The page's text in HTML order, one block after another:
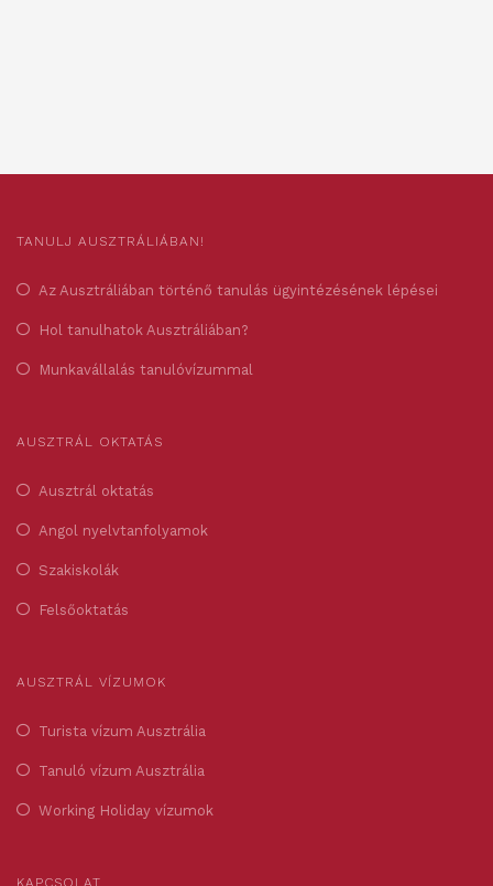
TANULJ AUSZTRÁLIÁBAN!
Az Ausztráliában történő tanulás ügyintézésének lépései
Hol tanulhatok Ausztráliában?
Munkavállalás tanulóvízummal
AUSZTRÁL OKTATÁS
Ausztrál oktatás
Angol nyelvtanfolyamok
Szakiskolák
Felsőoktatás
AUSZTRÁL VÍZUMOK
Turista vízum Ausztrália
Tanuló vízum Ausztrália
Working Holiday vízumok
KAPCSOLAT